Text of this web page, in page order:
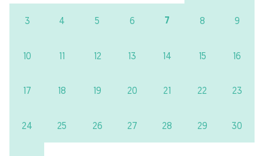
3 4 5 6 7 8 9
10 11 12 13 14 15 16
17 18 19 20 21 22 23
24 25 26 27 28 29 30